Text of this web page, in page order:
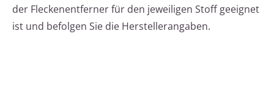
der Fleckenentferner für den jeweiligen Stoff geeignet
ist und befolgen Sie die Herstellerangaben.